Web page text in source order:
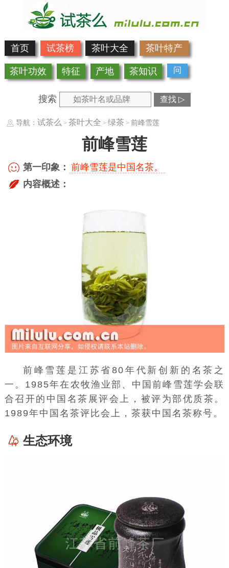
首页 试茶榜 茶叶大全 茶叶特产
茶叶功效 特征 产地 茶知识 问
搜索 查找 ▷
导航： 试茶么 > 茶叶大全 > 绿茶 > 前峰雪莲
前峰雪莲
第一印象： 前峰雪莲是中国名茶。
内容概述：
前峰雪莲是 江苏省80年代新创新的名茶之
一。1985年在农牧渔业部、中国前峰雪莲学会联
合召开的中国名茶展评会上，被评为部优质茶。
1989年中国名茶评比会上，茶获中国名茶称号。
生态环境